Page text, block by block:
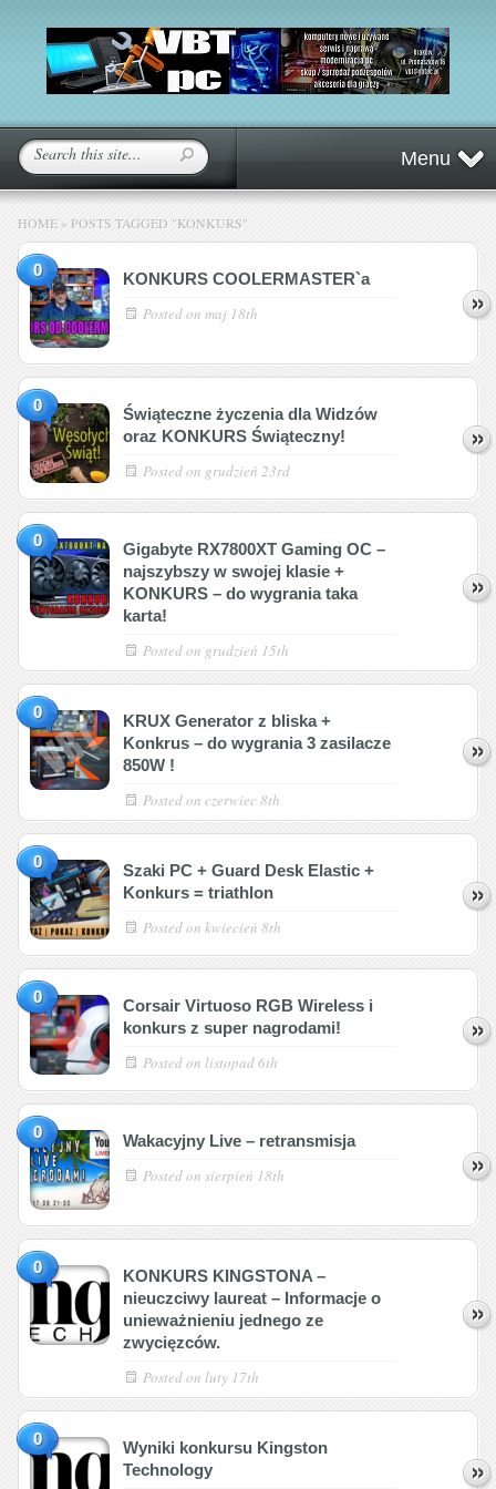
Menu
HOME » POSTS TAGGED "KONKURS"
0 KONKURS COOLERMASTER`a
Posted on maj 18th
0
Świąteczne życzenia dla Widzów
oraz KONKURS Świąteczny!
Posted on grudzień 23rd
0
Gigabyte RX7800XT Gaming OC –
najszybszy w swojej klasie +
KONKURS – do wygrania taka
karta!
Posted on grudzień 15th
0
KRUX Generator z bliska +
Konkrus – do wygrania 3 zasilacze
850W !
Posted on czerwiec 8th
0
Szaki PC + Guard Desk Elastic +
Konkurs = triathlon
Posted on kwiecień 8th
0
Corsair Virtuoso RGB Wireless i
konkurs z super nagrodami!
Posted on listopad 6th
0 Wakacyjny Live – retransmisja
Posted on sierpień 18th
0
KONKURS KINGSTONA –
nieuczciwy laureat – Informacje o
unieważnieniu jednego ze
zwycięzców.
Posted on luty 17th
0
Wyniki konkursu Kingston
Technology